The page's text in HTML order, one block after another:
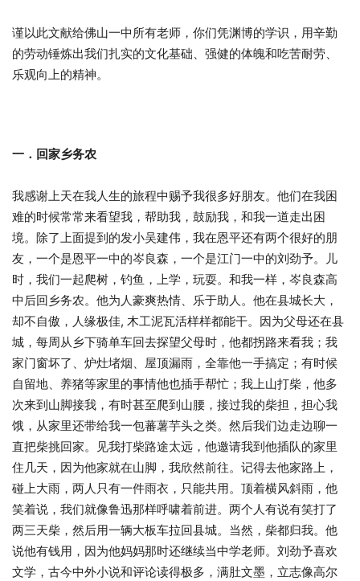
谨以此文献给佛山一中所有老师，你们凭渊博的学识，用辛勤
的劳动锤炼出我们扎实的文化基础、强健的体魄和吃苦耐劳、
乐观向上的精神。
一．回家乡务农
我感谢上天在我人生的旅程中赐予我很多好朋友。他们在我困
难的时候常常来看望我，帮助我，鼓励我，和我一道走出困
境。除了上面提到的发小吴建伟，我在恩平还有两个很好的朋
友，一个是恩平一中的岑良森，一个是江门一中的刘劲予。儿
时，我们一起爬树，钓鱼，上学，玩耍。和我一样，岑良森高
中后回乡务农。他为人豪爽热情、乐于助人。他在县城长大，
却不自傲，人缘极佳, 木工泥瓦活样样都能干。因为父母还在县
城，每周从乡下骑单车回去探望父母时，他都拐路来看我；我
家门窗坏了、炉灶堵烟、屋顶漏雨，全靠他一手搞定；有时候
自留地、养猪等家里的事情他也插手帮忙；我上山打柴，他多
次来到山脚接我，有时甚至爬到山腰，接过我的柴担，担心我
饿，从家里还带给我一包蕃薯芋头之类。然后我们边走边聊一
直把柴挑回家。见我打柴路途太远，他邀请我到他插队的家里
住几天，因为他家就在山脚，我欣然前往。记得去他家路上，
碰上大雨，两人只有一件雨衣，只能共用。顶着横风斜雨，他
笑着说，我们就像鲁迅那样呼啸着前进。两个人有说有笑打了
两三天柴，然后用一辆大板车拉回县城。当然，柴都归我。他
说他有钱用，因为他妈妈那时还继续当中学老师。刘劲予喜欢
文学，古今中外小说和评论读得极多，满肚文墨，立志像高尔